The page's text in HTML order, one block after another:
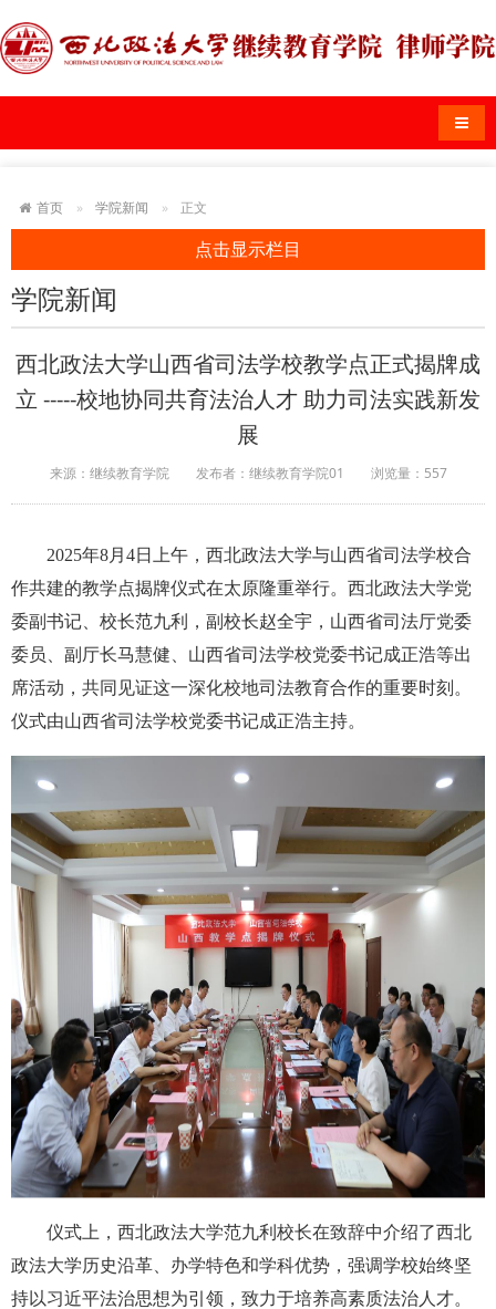
导航
首页 学院新闻 正文
点击显示栏目
学院新闻
西北政法大学山西省司法学校教学点正式揭牌成
立 -----校地协同共育法治人才 助力司法实践新发
展
来源：继续教育学院 发布者：继续教育学院01 浏览量： 557
2025年8月4日上午，西北政法大学与山西省司法学校合
作共建的教学点揭牌仪式在太原隆重举行。西北政法大学党
委副书记、校长范九利，副校长赵全宇，山西省司法厅党委
委员、副厅长马慧健
山西省司法学校党委书记成正浩等出
席活动 ， 共同见证这一深化校地司法教育合作的重要时刻。
仪式由山西省司法学校党委书记成正浩主持。
仪式上，西北政法大学范九利校长在致辞中介绍了西北
政法大学历史沿革、办学特色和学科优势， 强调学校始终坚
持以习近平法治思想为引领，致力于培养高素质法治人才。